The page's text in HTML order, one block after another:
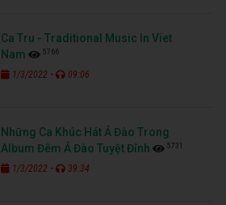
Ca Tru - Traditional Music In Viet
Nam
5766
1/3/2022 - 09:06
Những Ca Khúc Hát Ả Đào Trong
Album Đêm Ả Đào Tuyệt Đỉnh
5731
1/3/2022 - 39:34